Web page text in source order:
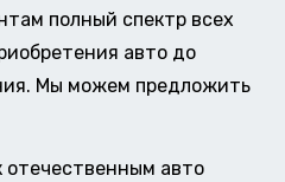
полный спектр всех
авто до
Мы можем предложить
отечественным авто